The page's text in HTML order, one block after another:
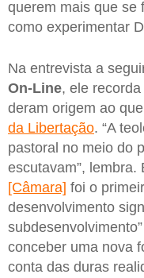
querem mais que se
como experimentar
Na entrevista a
On-Line, ele
deram origem ao
da Libertação. “A
pastoral no meio do
escutavam”, lembra.
[Câmara] foi o
desenvolvimento
conceber uma nova
conta das duras